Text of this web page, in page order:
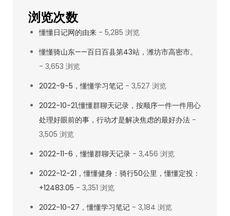
浏览次数
懂懂日记网的由来 - 5,285 浏览
懂懂骑山东——百日百县第43站，潍坊市高密市。
- 3,653 浏览
2022-9-5，懂懂学习笔记 - 3,527 浏览
2022-10-21,懂懂群聊天记录，按顺序一件一件用心
处理好眼前的事，行动才是解决焦虑的最好办法 -
3,505 浏览
2022-11-6，懂懂群聊天记录 - 3,456 浏览
2022-12-21，懂懂健身：骑行50公里，懂懂定投：
+12483.05 - 3,351 浏览
2022-10-27，懂懂学习笔记 - 3,184 浏览